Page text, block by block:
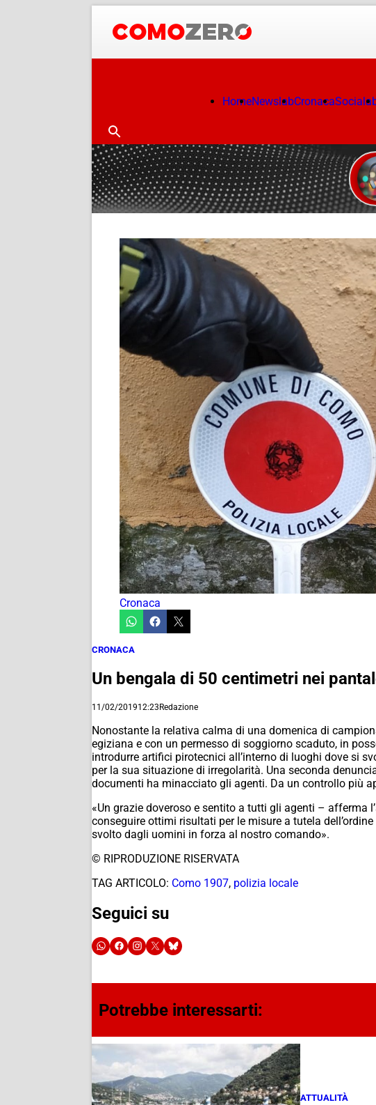
HomeNewslabCronaca
Cronaca
CRONACA
Un bengala di 50 centimetri nei
11/02/201912:23Redazione
Nonostante la relativa calma di una domenica di
egiziana e con un permesso di soggiorno scaduto, in
introdurre artifici pirotecnici all’interno di luoghi dove si
per la sua situazione di irregolarità. Una seconda
documenti ha minacciato gli agenti. Da un controllo più
«Un grazie doveroso e sentito a tutti gli agenti – afferma
conseguire ottimi risultati per le misure a tutela
svolto dagli uomini in forza al nostro comando».
© RIPRODUZIONE RISERVATA
TAG ARTICOLO: Como 1907, polizia locale
Seguici su
Potrebbe interessarti:
ATTUALITÀ